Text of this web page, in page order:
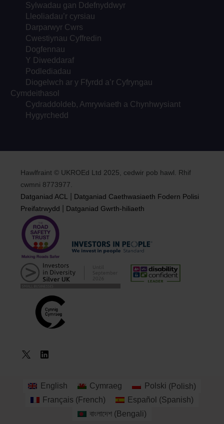
Sylwadau gan Ddefnyddwyr
Lleoliadau’r cyrsiau
Darparwyr Cwrs
Cwestiynau Cyffredin
Dogfennau
Y Diweddaraf
Podlediadau
Diogelwch ar y Ffyrdd a’r Cyfryngau
Cymdeithasol
Cydraddoldeb, Amrywiaeth a Chynhwysiant
Hygyrchedd
Hawlfraint © UKROEd Ltd 2025, cedwir pob hawl. Rhif
cwmni 8773977.
Datganiad ACL
Datganiad Caethwasiaeth Fodern Polisi
Preifatrwydd
Datganiad Gwrth-hiliaeth
English Cymraeg Polski (Polish)
Français (French) Español (Spanish)
বাংলাদেশ (Bengali)
Archebu
Cwrs